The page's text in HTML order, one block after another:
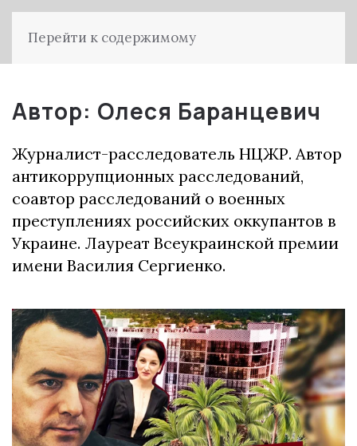
Перейти к содержимому
Автор: Олеся Баранцевич
Журналист-расследователь НЦЖР. Автор
антикоррупционных расследований,
соавтор расследований о военных
преступлениях российских оккупантов в
Украине. Лауреат Всеукраинской премии
имени Василия Сергиенко.